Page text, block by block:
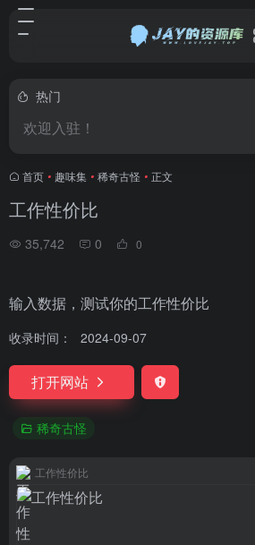
热门
欢迎入驻！
首页 • 趣味集 • 稀奇古怪 • 正文
工作性价比
35,742 0 0
输入数据，测试你的工作性价比
收录时间： 2024-09-07
打开网站
稀奇古怪
工作性价比